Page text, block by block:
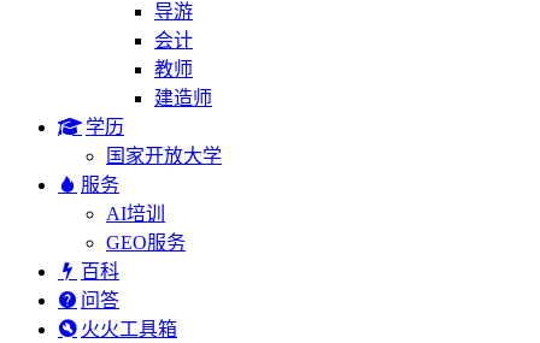
导游
会计
教师
建造师
学历
国家开放大学
服务
AI培训
GEO服务
百科
问答
火火工具箱